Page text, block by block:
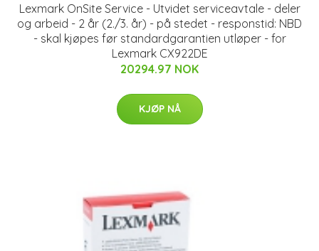
Lexmark OnSite Service - Utvidet serviceavtale - deler
og arbeid - 2 år (2./3. år) - på stedet - responstid: NBD
- skal kjøpes før standardgarantien utløper - for
Lexmark CX922DE
20294.97 NOK
KJØP NÅ